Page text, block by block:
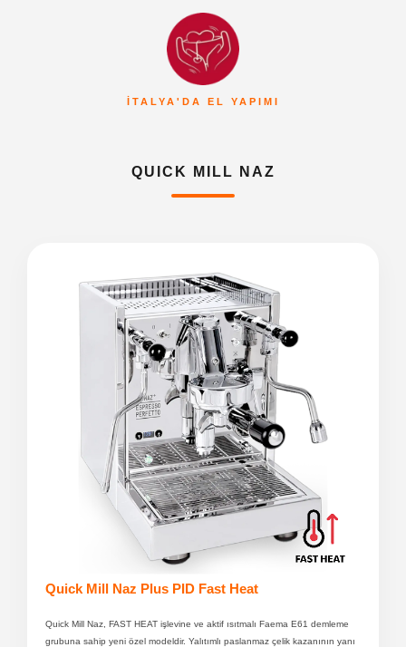
İTALYA'DA EL YAPIMI
QUICK MILL NAZ
Quick Mill Naz Plus PID Fast Heat
Quick Mill Naz, FAST HEAT işlevine ve aktif ısıtmalı Faema E61 demleme
grubuna sahip yeni özel modeldir. Yalıtımlı paslanmaz çelik kazanının yanı